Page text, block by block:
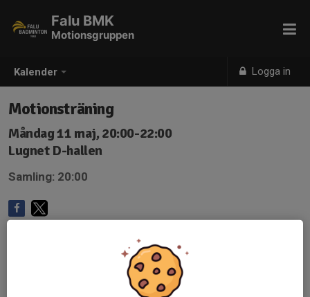
Kalender Logga in
Falu BMK
Motionsgruppen
Motionsträning
Måndag 11 maj, 20:00-22:00
Lugnet D-hallen
Samling: 20:00